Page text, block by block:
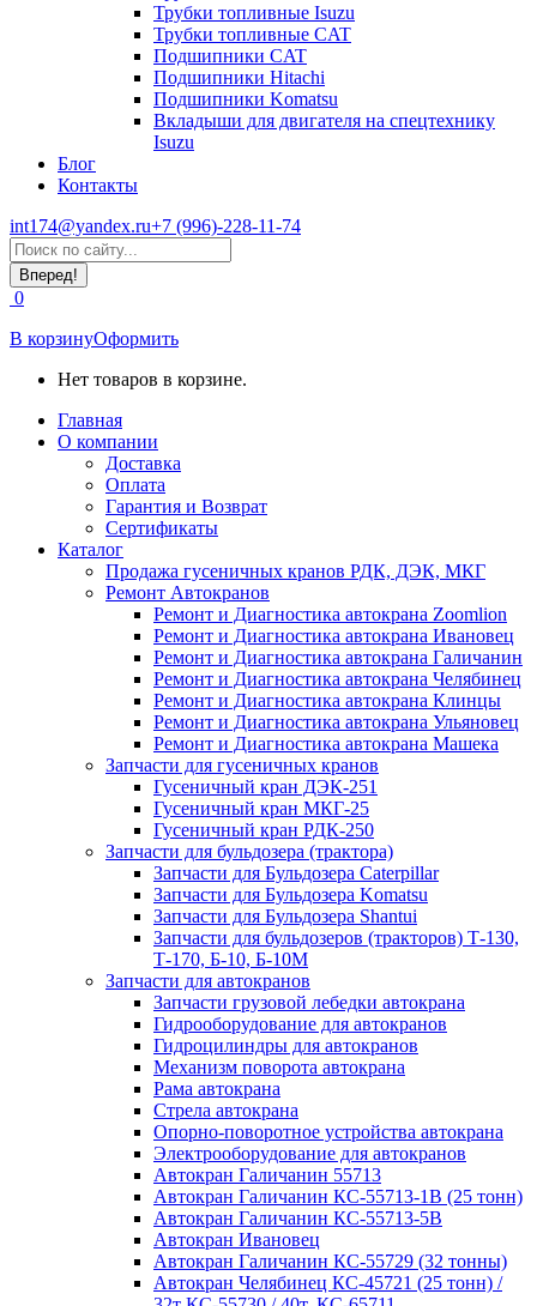
Трубки топливные Isuzu
Трубки топливные CAT
Подшипники CAT
Подшипники Hitachi
Подшипники Komatsu
Вкладыши для двигателя на спецтехнику
Isuzu
Блог
Контакты
int174@yandex.ru+7 (996)-228-11-74
Страница
WhatsApp
открывается
в
новом
окне
Поиск:
0
В корзинуОформить
Нет товаров в корзине.
Главная
О компании
Доставка
Оплата
Гарантия и Возврат
Сертификаты
Каталог
Продажа гусеничных кранов РДК, ДЭК, МКГ
Ремонт Автокранов
Ремонт и Диагностика автокрана Zoomlion
Ремонт и Диагностика автокрана Ивановец
Ремонт и Диагностика автокрана Галичанин
Ремонт и Диагностика автокрана Челябинец
Ремонт и Диагностика автокрана Клинцы
Ремонт и Диагностика автокрана Ульяновец
Ремонт и Диагностика автокрана Машека
Запчасти для гусеничных кранов
Гусеничный кран ДЭК-251
Гусеничный кран МКГ-25
Гусеничный кран РДК-250
Запчасти для бульдозера (трактора)
Запчасти для Бульдозера Caterpillar
Запчасти для Бульдозера Komatsu
Запчасти для Бульдозера Shantui
Запчасти для бульдозеров (тракторов) Т-130,
Т-170, Б-10, Б-10М
Запчасти для автокранов
Запчасти грузовой лебедки автокрана
Гидрооборудование для автокранов
Гидроцилиндры для автокранов
Механизм поворота автокрана
Рама автокрана
Стрела автокрана
Опорно-поворотное устройства автокрана
Электрооборудование для автокранов
Автокран Галичанин 55713
Автокран Галичанин КС-55713-1В (25 тонн)
Автокран Галичанин КС-55713-5В
Автокран Ивановец
Автокран Галичанин КС-55729 (32 тонны)
Автокран Челябинец КС-45721 (25 тонн) /